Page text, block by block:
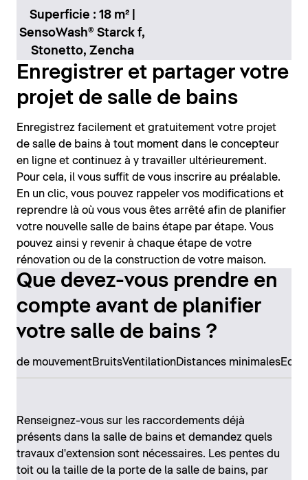
Superficie : 18 m² |
SensoWash® Starck f,
Stonetto, Zencha
Enregistrer et partager votre
projet de salle de bains
Enregistrez facilement et gratuitement votre projet
de salle de bains à tout moment dans le concepteur
en ligne et continuez à y travailler ultérieurement.
Pour cela, il vous suffit de vous inscrire au préalable.
En un clic, vous pouvez rappeler vos modifications et
reprendre là où vous vous êtes arrêté afin de planifier
votre nouvelle salle de bains étape par étape. Vous
pouvez ainsi y revenir à chaque étape de votre
rénovation ou de la construction de votre maison.
Que devez-vous prendre en
compte avant de planifier
votre salle de bains ?
de mouvementBruitsVentilationDistances minimales
Renseignez-vous sur les raccordements déjà
présents dans la salle de bains et demandez quels
travaux d'extension sont nécessaires. Les pentes du
toit ou la taille de la porte de la salle de bains, par